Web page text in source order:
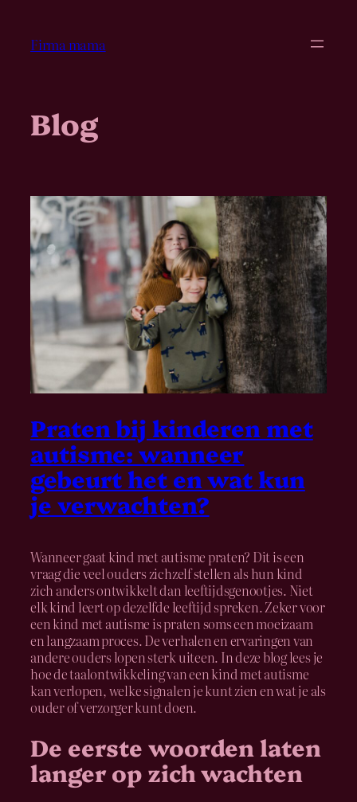
Firma mama
Blog
Praten bij kinderen met
autisme: wanneer
gebeurt het en wat kun
je verwachten?
Wanneer gaat kind met autisme praten? Dit is een
vraag die veel ouders zichzelf stellen als hun kind
zich anders ontwikkelt dan leeftijdsgenootjes. Niet
elk kind leert op dezelfde leeftijd spreken. Zeker voor
een kind met autisme is praten soms een moeizaam
en langzaam proces. De verhalen en ervaringen van
andere ouders lopen sterk uiteen. In deze blog lees je
hoe de taalontwikkeling van een kind met autisme
kan verlopen, welke signalen je kunt zien en wat je als
ouder of verzorger kunt doen.
De eerste woorden laten
langer op zich wachten